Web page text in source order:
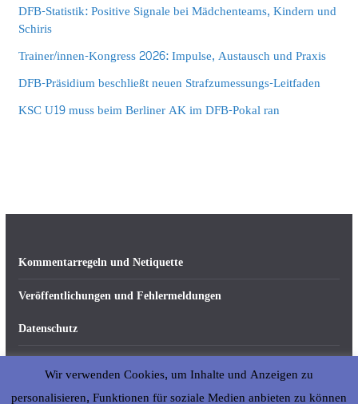
DFB-Statistik: Positive Signale bei Mädchenteams, Kindern und
Schiris
Trainer/innen-Kongress 2026: Impulse, Austausch und Praxis
DFB-Präsidium beschließt neuen Strafzumessungs-Leitfaden
KSC U19 muss beim Berliner AK im DFB-Pokal ran
Kommentarregeln und Netiquette
Veröffentlichungen und Fehlermeldungen
Datenschutz
Impressum
Über abseits-ka.de
Wir verwenden Cookies, um Inhalte und Anzeigen zu
personalisieren, Funktionen für soziale Medien anbieten zu können